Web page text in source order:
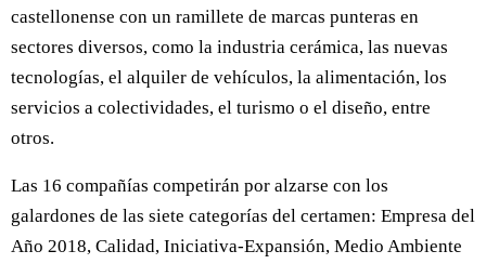
castellonense con un ramillete de marcas punteras en
sectores diversos, como la industria cerámica, las nuevas
tecnologías, el alquiler de vehículos, la alimentación, los
servicios a colectividades, el turismo o el diseño, entre
otros.
Las 16 compañías competirán por alzarse con los
galardones de las siete categorías del certamen: Empresa del
Año 2018, Calidad, Iniciativa-Expansión, Medio Ambiente